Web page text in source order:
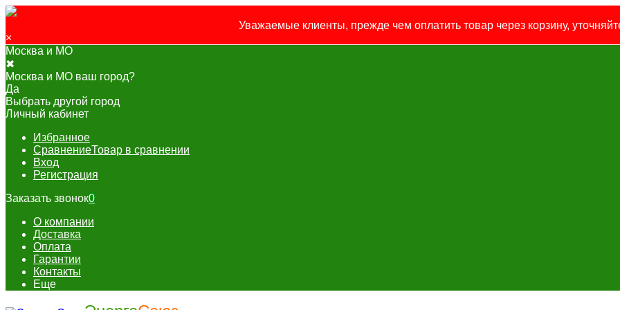
Уважаемые клиенты, прежде чем оплатить товар через корзину,
×
Москва и МО
✖
Москва и МО ваш город?
Да
Выбрать другой город
Личный кабинет
Избранное
СравнениеТовар в сравнении
Вход
Регистрация
Заказать звонок0
О компании
Доставка
Оплата
Гарантии
Контакты
Еще